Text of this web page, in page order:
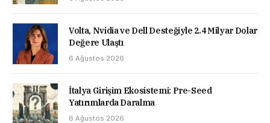
Volta, Nvidia ve Dell Desteğiyle 2.4 Milyar Dolar
Değere Ulaştı
6 Ağustos 2026
İtalya Girişim Ekosistemi: Pre-Seed
Yatırımlarda Daralma
6 Ağustos 2026